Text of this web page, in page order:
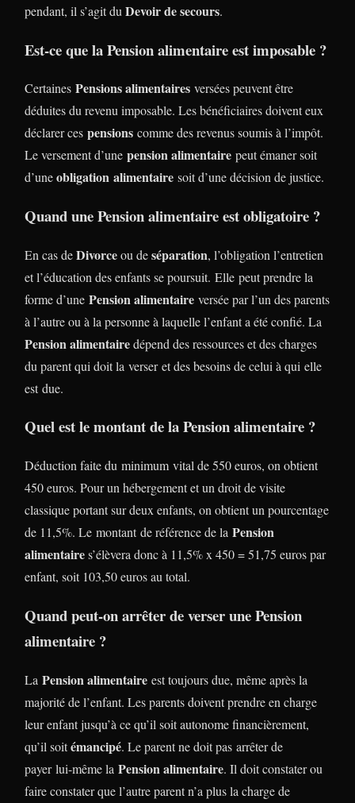
pendant, il s’agit du Devoir de secours.
Est-ce que la Pension alimentaire est imposable ?
Certaines Pensions alimentaires versées peuvent être
déduites du revenu imposable. Les bénéficiaires doivent eux
déclarer ces pensions comme des revenus soumis à l’impôt.
Le versement d’une pension alimentaire peut émaner soit
d’uneobligation alimentaire soit d’une décision de justice.
Quand une Pension alimentaire est obligatoire ?
En cas deDivorceou deséparation, l’obligation l’entretien
et l’éducation des enfants se poursuit. Elle peut prendre la
forme d’une Pension alimentaire versée par l’un des parents
à l’autre ou à la personne à laquelle l’enfant a été confié. La
Pension alimentairedépend des ressources et des charges
du parent qui doit la verser et des besoins de celui à qui elle
est due.
Quel est le montant de la Pension alimentaire ?
Déduction faite du minimum vital de 550 euros, on obtient
450 euros. Pour un hébergement et un droit de visite
classique portant sur deux enfants, on obtient un pourcentage
de 11,5%. Le montant de référence de la Pension
alimentaires’élèvera donc à 11,5% x 450 = 51,75 euros par
enfant, soit 103,50 euros au total.
Quand peut-on arrêter de verser une Pension
alimentaire ?
La Pension alimentaire est toujours due, même après la
majorité de l’enfant. Les parents doivent prendre en charge
leur enfant jusqu’à ce qu’il soit autonome financièrement,
qu’il soitémancipé. Le parent ne doit pas arrêter de
payer lui-même la Pension alimentaire. Il doit constater ou
faire constater que l’autre parent n’a plus la charge de